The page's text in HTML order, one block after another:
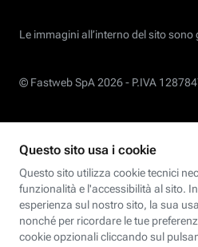
Le immagini all’interno del sito
© Fastweb SpA 2026 - P.IVA